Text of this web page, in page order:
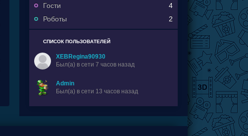
Гости
4
Роботы
2
СПИСОК ПОЛЬЗОВАТЕЛЕЙ
XEBRegina90930
Был(a) в сети 7 часов назад
Admin
Был(a) в сети 13 часов назад